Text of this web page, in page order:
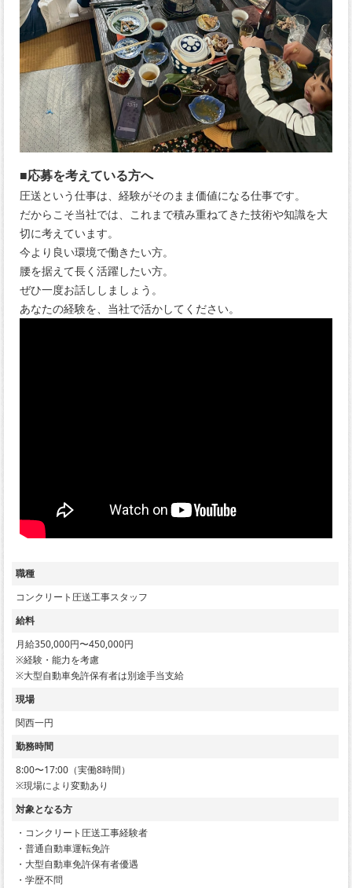
■応募を考えている方へ
圧送という仕事は、経験がそのまま価値になる仕事です。
だからこそ当社では、これまで積み重ねてきた技術や知識を大
切に考えています。
今より良い環境で働きたい方。
腰を据えて長く活躍したい方。
ぜひ一度お話ししましょう。
あなたの経験を、当社で活かしてください。
職種
コンクリート圧送工事スタッフ
給料
月給350,000円〜450,000円
※経験・能力を考慮
※大型自動車免許保有者は別途手当支給
現場
関西一円
勤務時間
8:00〜17:00（実働8時間）
※現場により変動あり
対象となる方
・コンクリート圧送工事経験者
・普通自動車運転免許
・大型自動車免許保有者優遇
・学歴不問